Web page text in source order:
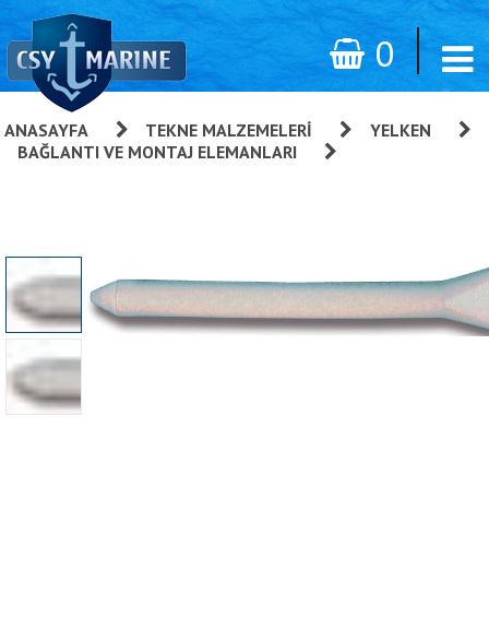
0
ANASAYFA TEKNE MALZEMELERI
YELKEN
BAĞLANTI VE MONTAJ ELEMANLARI